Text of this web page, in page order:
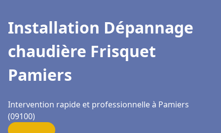
Installation Dépannage
chaudière Frisquet
Pamiers
Intervention rapide et professionnelle à Pamiers
(09100)